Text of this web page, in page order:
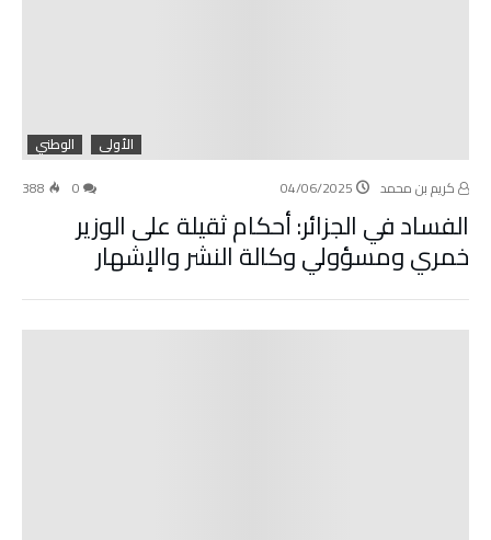
الأولى
الوطني
كريم بن محمد
04/06/2025
388
الفساد في الجزائر: أحكام ثقيلة على الوزير
خمري ومسؤولي وكالة النشر والإشهار